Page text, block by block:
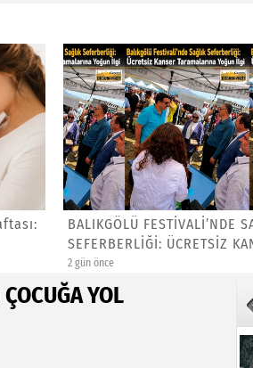
BALIKGÖLÜ FESTİVALİ’NDE
SEFERBERLİĞİ: ÜCRETSİZ
2 gün önce
YOL